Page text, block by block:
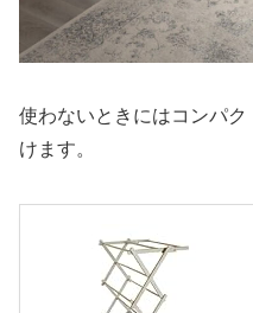
使わないときにはコンパ
けます。